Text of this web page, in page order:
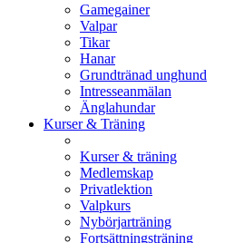
Gamegainer
Valpar
Tikar
Hanar
Grundtränad unghund
Intresseanmälan
Änglahundar
Kurser & Träning
Kurser & träning
Medlemskap
Privatlektion
Valpkurs
Nybörjarträning
Fortsättningsträning